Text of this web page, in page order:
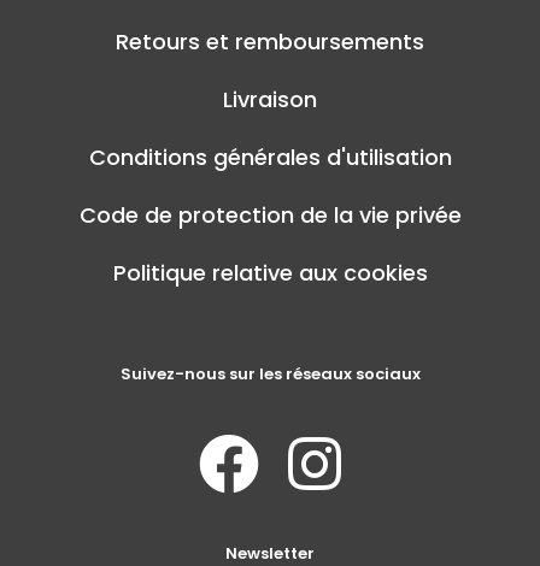
Retours et remboursements
Livraison
Conditions générales d'utilisation
Code de protection de la vie privée
Politique relative aux cookies
Suivez-nous sur les réseaux sociaux
Newsletter